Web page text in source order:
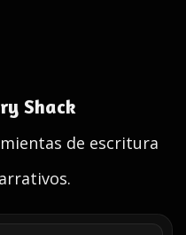
Shack
de escritura